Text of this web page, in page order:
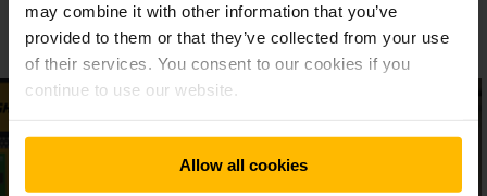
may combine it with other information that you’ve
provided to them or that they’ve collected from your use
of their services. You consent to our cookies if you
continue to use our website.
Allow all cookies